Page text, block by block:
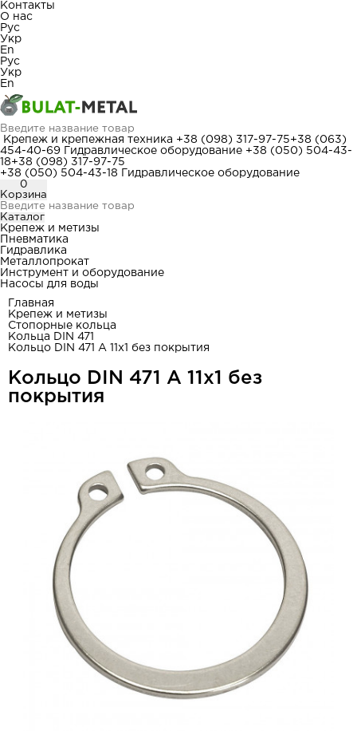
Контакты
О нас
Рус
Укр
En
Рус
Укр
En
Крепеж и крепежная техника +38 (098) 317-97-75+38 (063)
454-40-69
Гидравлическое оборудование +38 (050) 504-43-
18+38 (098) 317-97-75
+38 (050) 504-43-18
Гидравлическое оборудование
0
Корзина
Каталог
Крепеж и метизы
Пневматика
Гидравлика
Металлопрокат
Инструмент и оборудование
Насосы для воды
Главная
Крепеж и метизы
Стопорные кольца
Кольца DIN 471
Кольцо DIN 471 A 11x1 без покрытия
Кольцо DIN 471 A 11x1 без
покрытия